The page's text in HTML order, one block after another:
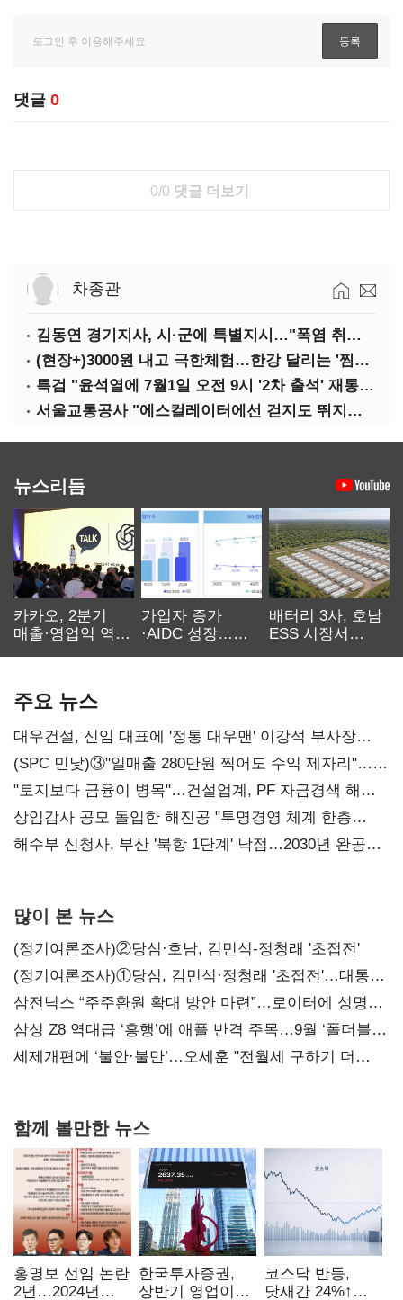
댓글 0
0/0 댓글 더보기
차종관
김동연 경기지사, 시·군에 특별지시…"폭염 취약계층 안전대책 강화"
(현장+)3000원 내고 극한체험…한강 달리는 '찜통버스'
특검 "윤석열에 7월1일 오전 9시 '2차 출석' 재통보"
서울교통공사 "에스컬레이터에선 걷지도 뛰지도 말아주세요"
뉴스리듬
카카오, 2분기
매출·영업익 역대
가입자 증가
·AIDC 성장…
배터리 3사, 호남
ESS 시장서
주요 뉴스
대우건설, 신임 대표에 '정통 대우맨' 이강석 부사장
내정
(SPC 민낯)③"일매출 280만원 찍어도 수익 제자리"…
점주 울리는 '상시 할인'
"토지보다 금융이 병목"…건설업계, PF 자금경색 해소
목소리
상임감사 공모 돌입한 해진공 "투명경영 체계 한층
강화"
해수부 신청사, 부산 '북항 1단계' 낙점…2030년 완공
많이 본 뉴스
(정기여론조사)②당심·호남, 김민석-정청래 '초접전'
(정기여론조사)①당심, 김민석·정청래 '초접전'…대통령
지지도 '50% 아래로'(종합)
삼전닉스 “주주환원 확대 방안 마련”…로이터에 성명
보내
삼성 Z8 역대급 ‘흥행’에 애플 반격 주목…9월 ‘폴더블
대전’
세제개편에 ‘불안·불만’…오세훈 "전월세 구하기 더
함께 볼만한 뉴스
홍명보 선임 논란
2년…2024년
한국투자증권,
상반기 영업이익
코스닥 반등,
닷새간 24%↑…